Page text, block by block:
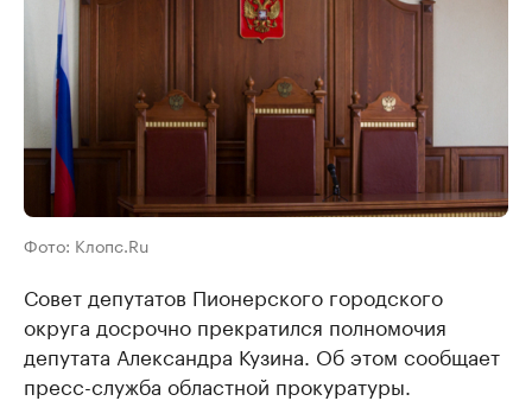
Фото: Клопс.Ru
Совет депутатов Пионерского городского
округа досрочно прекратился полномочия
депутата Александра Кузина. Об этом сообщает
пресс-служба областной прокуратуры.